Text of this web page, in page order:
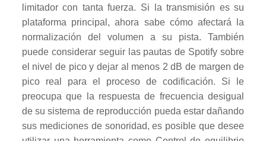
limitador con tanta fuerza. Si la transmisión es su
plataforma principal, ahora sabe cómo afectará la
normalización del volumen a su pista. También
puede considerar seguir las pautas de Spotify sobre
el nivel de pico y dejar al menos 2 dB de margen de
pico real para el proceso de codificación. Si le
preocupa que la respuesta de frecuencia desigual
de su sistema de reproducción pueda estar dañando
sus mediciones de sonoridad, es posible que desee